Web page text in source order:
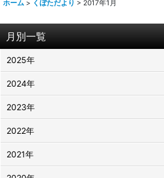
ホーム > くぼただより > 2017年1月
月別一覧
2025年
2024年
2023年
2022年
2021年